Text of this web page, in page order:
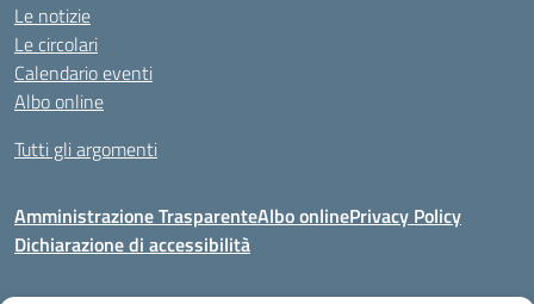
Le notizie
Le circolari
Calendario eventi
Albo online
Tutti gli argomenti
Amministrazione TrasparenteAlbo onlinePrivacy Policy
Dichiarazione di accessibilità